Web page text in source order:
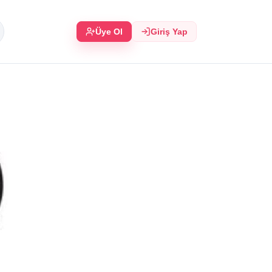
Üye Ol Giriş Yap